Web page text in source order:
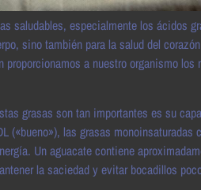
saludables, especialmente los ácidos
sino también para la salud del
proporcionamos a nuestro organismo
grasas son tan importantes es su
(«bueno»), las grasas
Un aguacate contiene
la saciedad y evitar bocadillos